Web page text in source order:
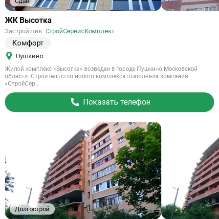
Ссылка
объект
ЖК Высотка
Застройщик СтройСервисКомплект
Комфорт
Пушкино
Жилой комплекс «Высотка» возведен в городе Пушкино Московской
области. Строительство нового комплекса выполняла компания
«СтройСер...
Показать телефон
Долгострой